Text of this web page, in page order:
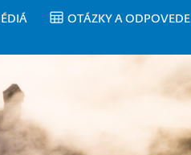
OTÁZKY A ODPOVEDE